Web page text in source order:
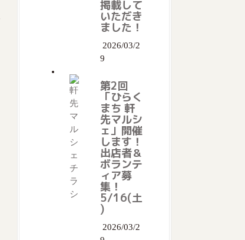
掲載して
いただき
ました！
2026/03/2
9
第2回
「ひらく
まち 軒
先マルシ
ェ」開催
します！
出店者＆
ボランテ
ィア募
集！
5/16(土
)
2026/03/2